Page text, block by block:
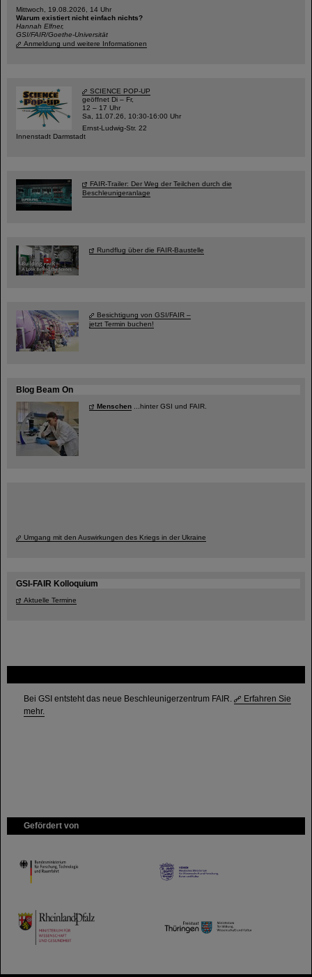
Bei GSI entsteht das neue Beschleunigerzentrum FAIR.
Erfahren Sie
mehr.
Gefördert von
HMWK
TMWWDG
Mittwoch, 19.08.2026, 14 Uhr
Warum existiert nicht einfach nichts?
Hannah Elfner,
GSI/FAIR/Goethe-Universität
Anmeldung und weitere Informationen
SCIENCE POP-UP
geöffnet Di – Fr,
12 – 17 Uhr
Sa, 11.07.26, 10:30-16:00 Uhr
Ernst-Ludwig-Str. 22
Innenstadt Darmstadt
FAIR-Trailer: Der Weg der Teilchen durch die
Beschleunigeranlage
Rundflug über die FAIR-Baustelle
Besichtigung von GSI/FAIR –
jetzt Termin buchen!
Blog Beam On
Menschen ...hinter GSI und FAIR.
Umgang mit den Auswirkungen des Kriegs in der Ukraine
GSI-FAIR Kolloquium
Aktuelle Termine